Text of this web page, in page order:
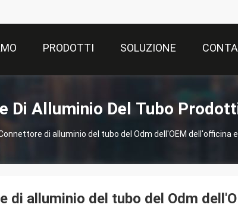
PRODOTTI SOLUZIONE
Di Alluminio Del Tubo
di alluminio del tubo del Odm dell'OEM dell'officina
di alluminio del tubo del Odm